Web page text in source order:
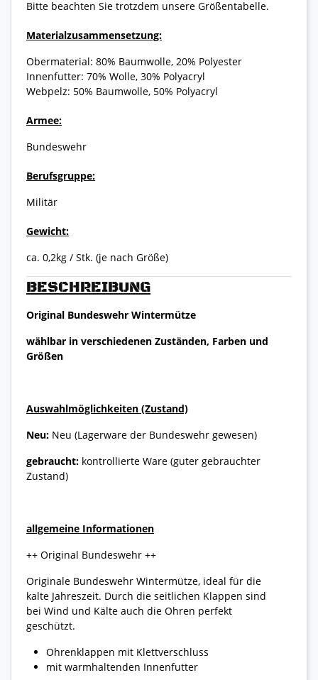
BESCHREIBUNG
Original Bundeswehr Wintermütze
wählbar in verschiedenen Zuständen, Farben und
Größen
Auswahlmöglichkeiten (Zustand)
Neu: Neu (Lagerware der Bundeswehr gewesen)
gebraucht: kontrollierte Ware (guter gebrauchter
Zustand)
allgemeine Informationen
++ Original Bundeswehr ++
Originale Bundeswehr Wintermütze, ideal für die
kalte Jahreszeit. Durch die seitlichen Klappen sind
bei Wind und Kälte auch die Ohren perfekt
geschützt.
Ohrenklappen mit Klettverschluss
mit warmhaltenden Innenfutter
Bitte beachten Sie trotzdem unsere Größentabelle.
Materialzusammensetzung:
Obermaterial: 80% Baumwolle, 20% Polyester
Innenfutter: 70% Wolle, 30% Polyacryl
Webpelz: 50% Baumwolle, 50% Polyacryl
Armee:
Bundeswehr
Berufsgruppe:
Militär
Gewicht:
ca. 0,2kg / Stk. (je nach Größe)